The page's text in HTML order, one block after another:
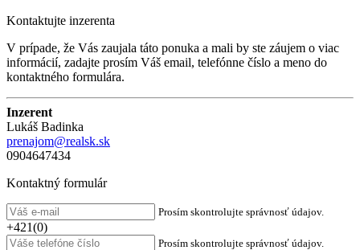
Kontaktujte inzerenta
V prípade, že Vás zaujala táto ponuka a mali by ste záujem o viac
informácií, zadajte prosím Váš email, telefónne číslo a meno do
kontaktného formulára.
Inzerent
Lukáš Badinka
prenajom@realsk.sk
0904647434
Kontaktný formulár
Prosím skontrolujte správnosť údajov.
+421(0)
Prosím skontrolujte správnosť údajov.